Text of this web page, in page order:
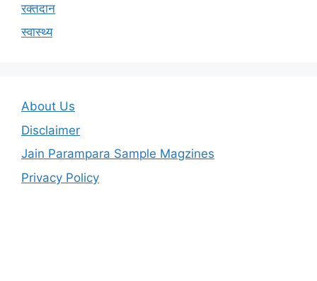
रक्तदान
स्वास्थ्य
About Us
Disclaimer
Jain Parampara Sample Magzines
Privacy Policy